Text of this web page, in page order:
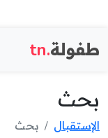
طفولة.tn
بحث
الإستقبال بحث